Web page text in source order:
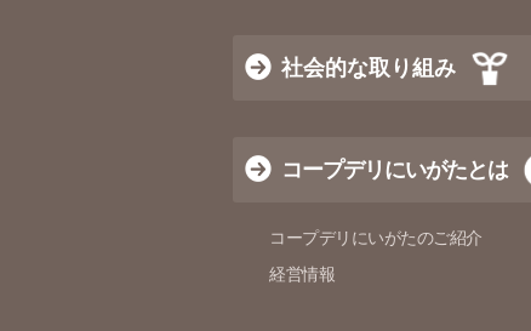
社会的な取り組み
コープデリにいがたとは
コープデリにいがたのご紹介
経営情報